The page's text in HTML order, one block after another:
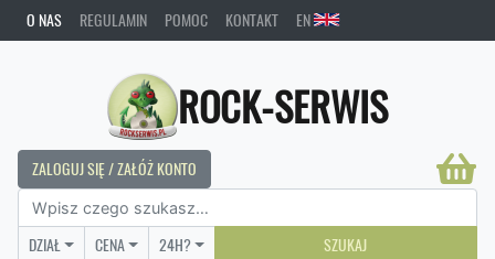
O NAS REGULAMIN POMOC KONTAKT EN
ROCK-SERWIS
ZALOGUJ SIĘ / ZAŁÓŻ KONTO
DZIAŁ CENA 24H? SZUKAJ